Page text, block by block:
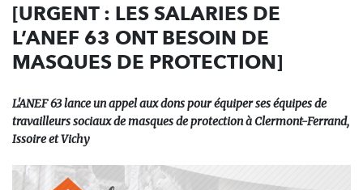
[URGENT : LES SALARIES DE
L’ANEF 63 ONT BESOIN DE
MASQUES DE PROTECTION]
L'ANEF 63 lance un appel aux dons pour équiper ses équipes de
travailleurs sociaux de masques de protection à Clermont-Ferrand,
Issoire et Vichy